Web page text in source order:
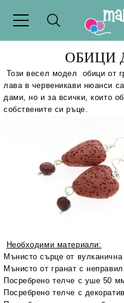
ОБИЦИ
Този весел модел обици от
лава в червеникави нюанси
дами, но и за всички, които
собствените си ръце.
Необходими материали:
Мънисто сърце от
Мънисто от гранат с
Посребрено телче с уше 50
Посребрено телче с